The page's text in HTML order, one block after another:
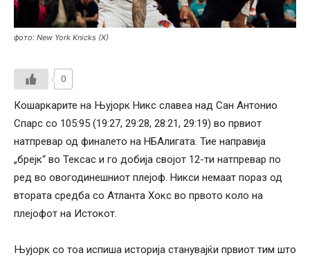
фото: New York Knicks (X)
0
Кошаркарите на Њујорк Никс славеа над Сан Антонио
Спарс со 105:95 (19:27, 29:28, 28:21, 29:19) во првиот
натпревар од финалето на НБАлигата. Тие направија
„брејк“ во Тексас и го добија својот 12-ти натпревар по
ред во овогодинешниот плејоф. Никси немаат пораз од
втората средба со Атланта Хокс во првото коло на
плејофот на Истокот.
Њујорк со тоа испиша историја станувајќи првиот тим што